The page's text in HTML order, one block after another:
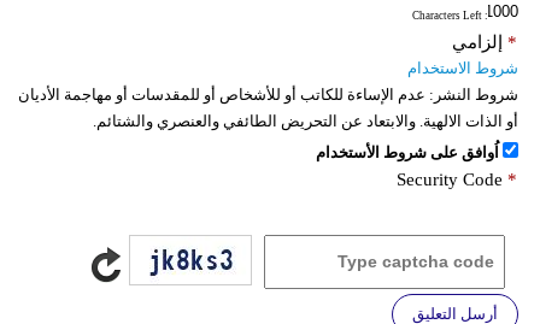
: Characters Left
إلزامي *
شروط الاستخدام
شروط النشر: عدم الإساءة للكاتب أو للأشخاص أو للمقدسات أو مهاجمة الأديان
أو الذات الالهية. والابتعاد عن التحريض الطائفي والعنصري والشتائم.
اُوافق على شروط الأستخدام
Security Code *
أرسل التعليق